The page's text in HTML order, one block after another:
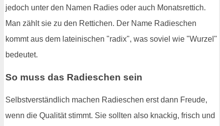
jedoch unter den Namen Radies oder auch Monatsrettich.
Man zählt sie zu den Rettichen. Der Name Radieschen
kommt aus dem lateinischen "radix", was soviel wie "Wurzel"
bedeutet.
So muss das Radieschen sein
Selbstverständlich machen Radieschen erst dann Freude,
wenn die Qualität stimmt. Sie sollten also knackig, frisch und